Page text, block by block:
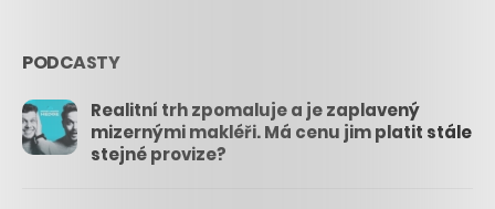
PODCASTY
Realitní trh zpomaluje a je zaplavený
mizernými makléři. Má cenu jim platit stále
stejné provize?